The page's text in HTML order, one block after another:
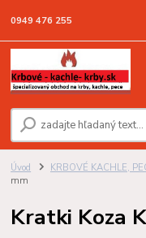
0949 476 255
Úvod KRBOVÉ KACHLE,
mm
Kratki Koza